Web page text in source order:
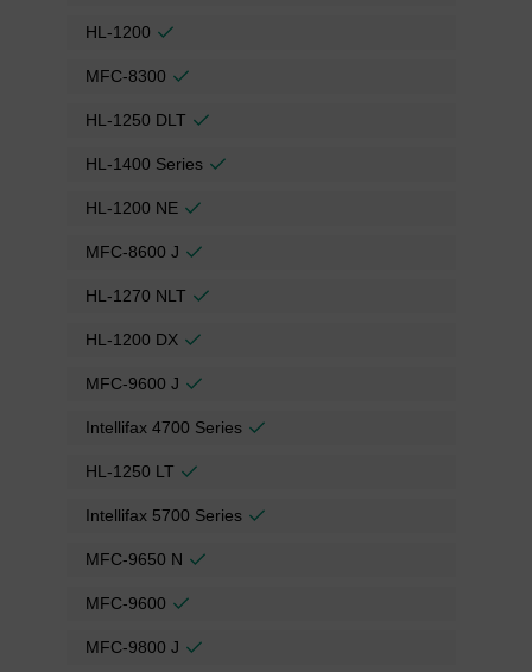
HL-1200
MFC-8300
HL-1250 DLT
HL-1400 Series
HL-1200 NE
MFC-8600 J
HL-1270 NLT
HL-1200 DX
MFC-9600 J
Intellifax 4700 Series
HL-1250 LT
Intellifax 5700 Series
MFC-9650 N
MFC-9600
MFC-9800 J